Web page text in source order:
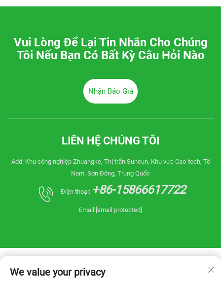
Vui Lòng Để Lại Tin Nhắn Cho Chúng
Tôi Nếu Bạn Có Bất Kỳ Câu Hỏi Nào
Nhận Báo Giá
LIÊN HỆ CHÚNG TÔI
Add: Khu công nghiệp Zhuangke, Thị trấn Suncun, Khu vực Cao-tech, Tế
Nam, Sơn Đông, Trung Quốc
Điện thoại: +86-15866617722
Email: [email protected]
We value your privacy